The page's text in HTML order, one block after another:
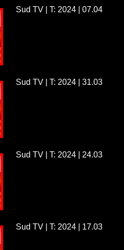
Sud TV | T: 2024 | 07.04
Sud TV | T: 2024 | 31.03
Sud TV | T: 2024 | 24.03
Sud TV | T: 2024 | 17.03